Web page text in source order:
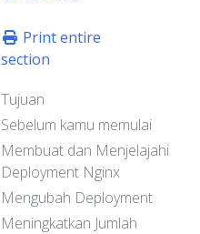
Print entire
section
Tujuan
Sebelum kamu memulai
Membuat dan Menjelajahi
Deployment Nginx
Mengubah Deployment
Meningkatkan Jumlah